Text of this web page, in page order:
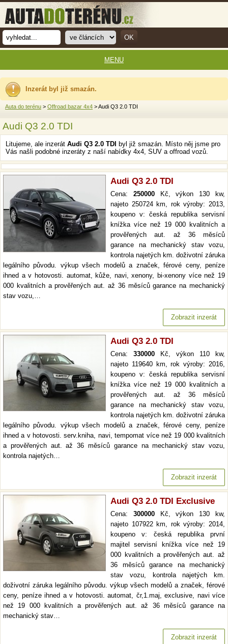
Inzerát byl již smazán.
Auta do terénu > Offroad bazar 4x4 > Audi Q3 2.0 TDI
Audi Q3 2.0 TDI
Litujeme, ale inzerát Audi Q3 2.0 TDI
byl již smazán. Místo něj jsme pro
Vás našli podobné inzeráty z naší nabídky 4x4, SUV a offroad vozů.
Audi Q3 2.0 TDI
Cena: 250000Kč, výkon 130 kw,
najeto 250724 km, rok výroby: 2013,
koupeno v: česká republika servisní
knížka více než 19 000 kvalitních a
prověřených aut. až 36 měsíců
garance na mechanický stav vozu,
kontrola najetých km. doživotní záruka
legálního původu. výkup všech modelů a značek, férové ceny, peníze
ihned a v hotovosti. automat, kůže, navi, xenony, bi-xenony více než 19
000 kvalitních a prověřených aut. až 36 měsíců garance na mechanický
stav vozu,…
Zobrazit inzerát
Audi Q3 2.0 TDI
Cena: 330000 Kč, výkon 110 kw,
najeto 119640 km, rok výroby: 2016,
koupeno v: česká republika servisní
knížka více než 19 000 kvalitních a
prověřených aut. až 36 měsíců
garance na mechanický stav vozu,
kontrola najetých km. doživotní záruka
legálního původu. výkup všech modelů a značek, férové ceny, peníze
ihned a v hotovosti. serv.kniha, navi, tempomat více než 19 000 kvalitních
a prověřených aut. až 36 měsíců garance na mechanický stav vozu,
kontrola najetých…
Zobrazit inzerát
Audi Q3 2.0 TDI Exclusive
Cena: 300000Kč, výkon 130 kw,
najeto 107922 km, rok výroby: 2014,
koupeno v: česká republika první
majitel servisní knížka více než 19
000 kvalitních a prověřených aut. až
36 měsíců garance na mechanický
stav vozu, kontrola najetých km.
doživotní záruka legálního původu. výkup všech modelů a značek, férové
ceny, peníze ihned a v hotovosti. automat, čr,1.maj, exclusive, navi více
než 19 000 kvalitních a prověřených aut. až 36 měsíců garance na
mechanický stav…
Zobrazit inzerát
MENU